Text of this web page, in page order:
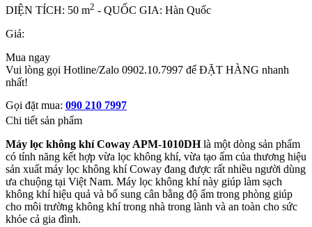
DIỆN TÍCH: 50 m2 - QUỐC GIA: Hàn Quốc
Giá:
Mua ngay
Vui lòng gọi Hotline/Zalo 0902.10.7997 để ĐẶT HÀNG nhanh
nhất!
Gọi đặt mua: 090 210 7997
Chi tiết sản phẩm
Máy lọc không khí Coway APM-1010DHlà một dòng sản phẩm
có tính năng kết hợp vừa lọc không khí, vừa tạo ẩm của thương hiệu
sản xuất máy lọc không khí Coway đang được rất nhiều người dùng
ưa chuộng tại Việt Nam. Máy lọc không khí này giúp làm sạch
không khí hiệu quả và bổ sung cân bằng độ ẩm trong phòng giúp
cho môi trường không khí trong nhà trong lành và an toàn cho sức
khỏe cả gia đình.